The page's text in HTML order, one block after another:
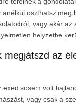
anélkül oszthatsz meg
vagy akár az
helyzetbe
megjátszd az
exed sosem volt
vagy csak a